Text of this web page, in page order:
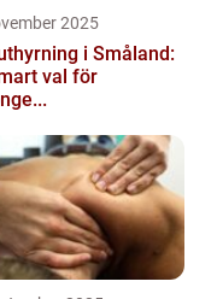
2025
i Småland:
val för